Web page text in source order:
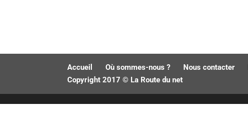
Accueil Où sommes-nous ? Nous contacter
Copyright 2017 © La Route du net